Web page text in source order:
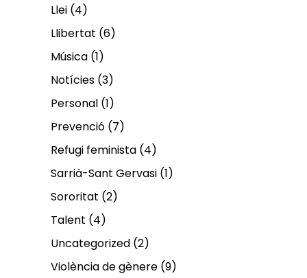
Llei (4)
Llibertat (6)
Música (1)
Notícies (3)
Personal (1)
Prevenció (7)
Refugi feminista (4)
Sarrià-Sant Gervasi (1)
Sororitat (2)
Talent (4)
Uncategorized (2)
Violència de gènere (9)